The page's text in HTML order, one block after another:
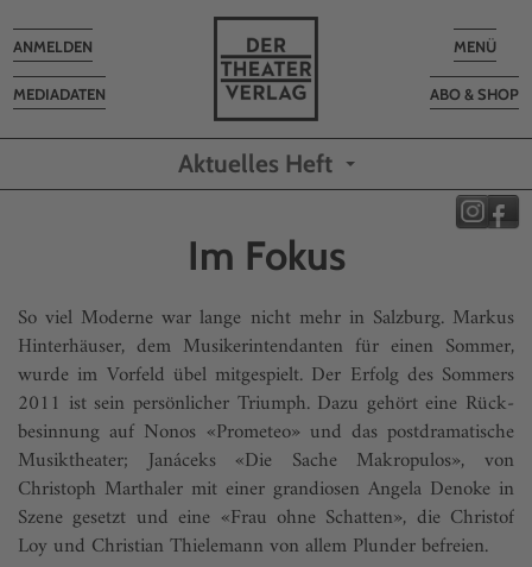
Toggle
MENÜ
ABO & SHOP
MEDIADATEN
Toggle
navigation
ANMELDEN
Aktuelles Heft
Im Fokus
So viel Moderne war lange nicht mehr in Salzburg. Markus
Hinterhäuser, dem Musikerintendanten für einen Sommer,
wurde im Vorfeld übel mitgespielt. Der Erfolg des Sommers
2011 ist sein persön­licher Triumph. Dazu gehört eine Rück­
besinnung auf Nonos «Prometeo» und das postdrama­tische
Musiktheater; Janáceks «Die Sache Makropulos», von
Christoph Marthaler mit einer grandiosen Angela Denoke in
Szene gesetzt und eine «Frau ohne Schatten», die Christof
Loy und Christian Thielemann von allem Plunder befreien.